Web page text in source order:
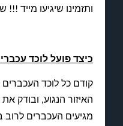
ותזמינו שיגיעו מייד !!!
כיצד פועל לוכד
קודם כל לוכד
האיזור הנגוע, ובודק
מגיעים העכברים לרוב